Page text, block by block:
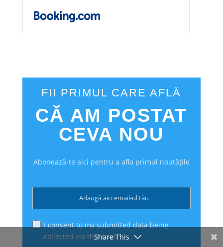
FII PRIMUL CARE AFLĂ
CĂ AM POSTAT
CEVA NOU
Abonează-te aici pentru a afla primul noutățile
I consent to my submitted data being
collected via this form*
Share This